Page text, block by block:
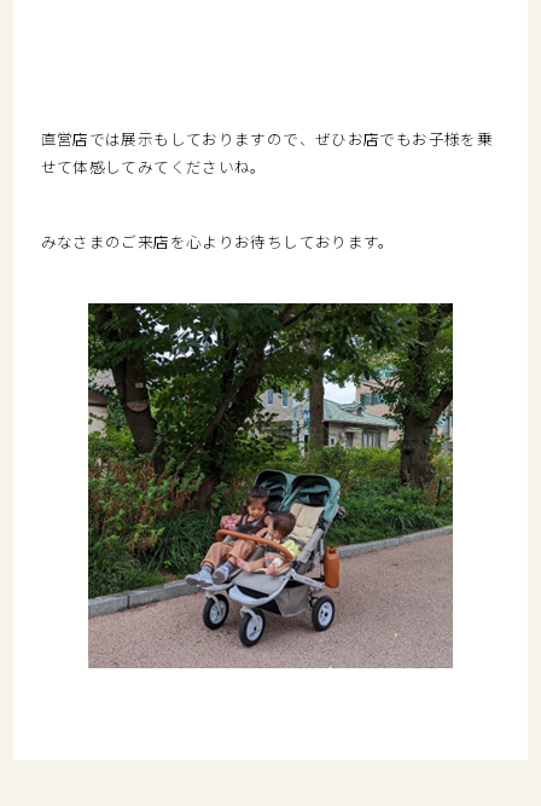
直営店では展示もしておりますので、ぜひお店でもお子様を乗
せて体感してみてくださいね。
みなさまのご来店を心よりお待ちしております。